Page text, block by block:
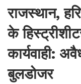
राजस्थान,
के
कार्यवाही:
बुलडोजर